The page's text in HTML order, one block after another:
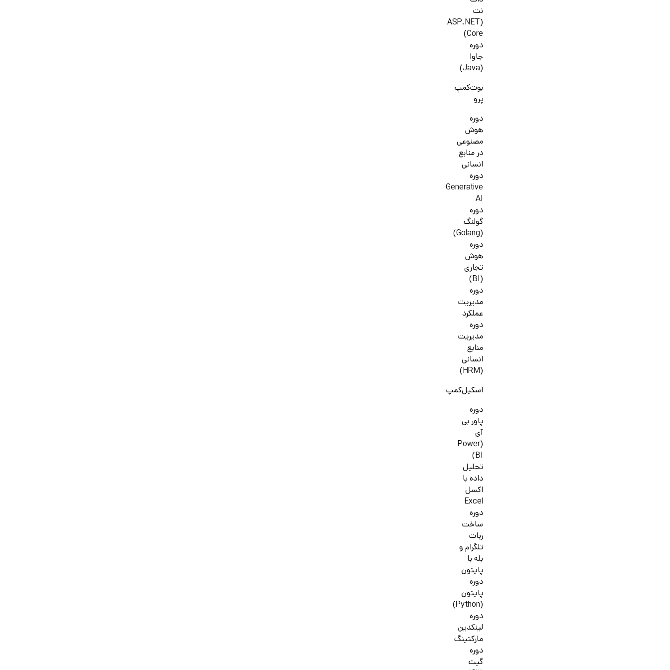
نت
(ASP.NET
Core)
دوره
جاوا
(Java)
بوت‌کمپ
پرو
دوره
هوش
مصنوعی
در منابع
انسانی
دوره
Generative
AI
دوره
گولنگ
(Golang)
دوره
هوش
تجاری
(BI)
دوره
مدیریت
عملکرد
دوره
مدیریت
منابع
انسانی
(HRM)
اسکیل‌کمپ
دوره
پاور بی
آی
(Power
BI)
تحلیل
داده با
اکسل
Excel
دوره
ساخت
ربات
تلگرام و
بله با
پایتون
دوره
پایتون
(Python)
دوره
لینکدین
مارکتینگ
دوره
گیت